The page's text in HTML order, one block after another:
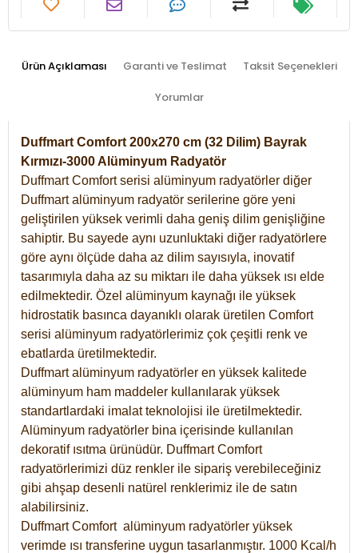
Ürün Açıklaması Garanti ve Teslimat Taksit Seçenekleri
Yorumlar
Duffmart Comfort 200x270 cm (32 Dilim) Bayrak
Kırmızı-3000 Alüminyum Radyatör
Duffmart Comfort serisi alüminyum radyatörler diğer
Duffmart alüminyum radyatör serilerine göre yeni
geliştirilen yüksek verimli daha geniş dilim genişliğine
sahiptir. Bu sayede aynı uzunluktaki diğer radyatörlere
göre aynı ölçüde daha az dilim sayısıyla, inovatif
tasarımıyla daha az su miktarı ile daha yüksek ısı elde
edilmektedir. Özel alüminyum kaynağı ile yüksek
hidrostatik basınca dayanıklı olarak üretilen Comfort
serisi alüminyum radyatörlerimiz çok çeşitli renk ve
ebatlarda üretilmektedir.
Duffmart alüminyum radyatörler en yüksek kalitede
alüminyum ham maddeler kullanılarak yüksek
standartlardaki imalat teknolojisi ile üretilmektedir.
Alüminyum radyatörler bina içerisinde kullanılan
dekoratif ısıtma ürünüdür. Duffmart Comfort
radyatörlerimizi düz renkler ile sipariş verebileceğiniz
gibi ahşap desenli natürel renklerimiz ile de satın
alabilirsiniz.
Duffmart Comfort alüminyum radyatörler yüksek
verimde ısı transferine uygun tasarlanmıştır. 1000 Kcal/h